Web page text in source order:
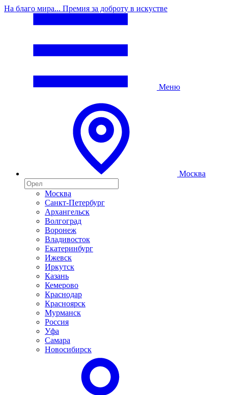
На благо мира... Премия за доброту в искустве
Меню
Москва
Москва
Санкт-Петербург
Архангельск
Волгоград
Воронеж
Владивосток
Екатеринбург
Ижевск
Иркутск
Казань
Кемерово
Краснодар
Красноярск
Мурманск
Россия
Уфа
Самара
Новосибирск